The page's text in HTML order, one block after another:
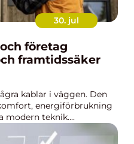
30. jul
företag
framtidssäker
kablar i väggen. Den
energiförbrukning
modern teknik....